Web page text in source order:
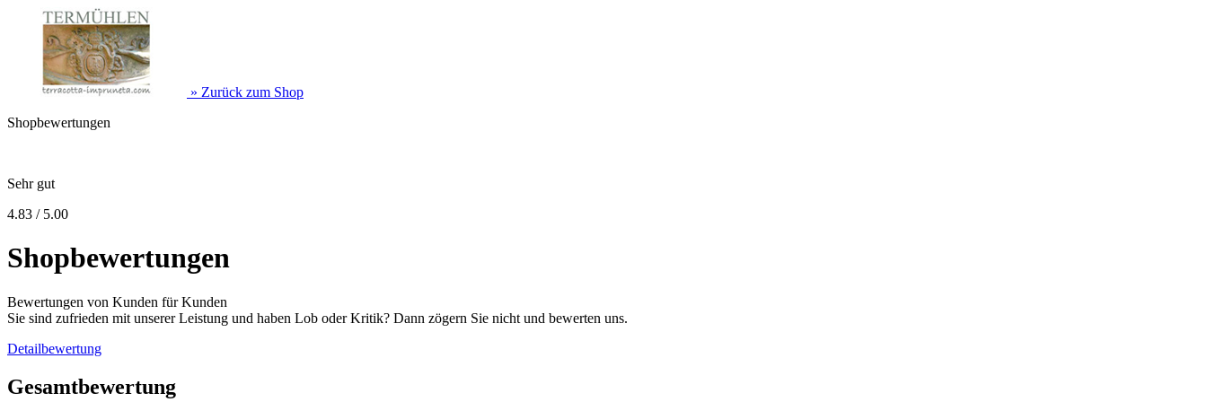
» Zurück zum Shop
Shopbewertungen
Sehr gut
4.83 / 5.00
Shopbewertungen
Bewertungen von Kunden für Kunden
Sie sind zufrieden mit unserer Leistung und haben Lob oder Kritik? Dann zögern Sie nicht und bewerten uns.
Detailbewertung
Gesamtbewertung